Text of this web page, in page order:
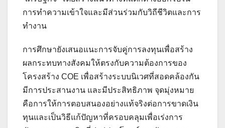
การทำความเข้าใจและมีส่วนร่วมกับวิถีชีวิตและการ
ทำงาน
การศึกษายังเสนอแนะการจับคู่การลงทุนเพื่อสร้าง
ผลกระทบทางสังคมให้ตรงกับความต้องการของ
โครงสร้าง COE เพื่อสร้างระบบนิเวศที่สอดคล้องกัน
มีการประสานงาน และมีประสิทธิภาพ จุดมุ่งหมาย
คือการให้การตอบสนองอย่างแท้จริงต่อการขาดเงิน
ทุนและเป็นวิธีแก้ปัญหาที่ครอบคลุมเพื่อเร่งการ